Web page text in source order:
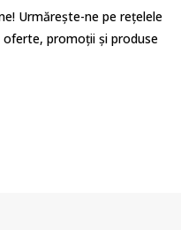
Urmărește-ne pe rețelele
promoții și produse